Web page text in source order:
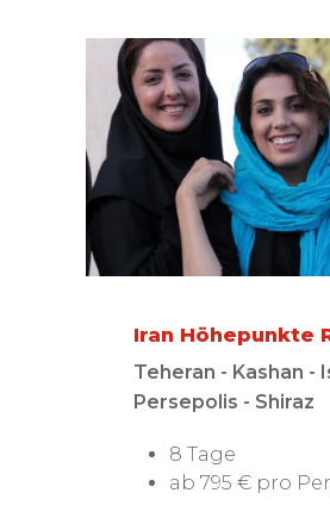
Iran Höhepunkte
Teheran - Kashan -
Persepolis - Shiraz
8 Tage
ab 795 € pro